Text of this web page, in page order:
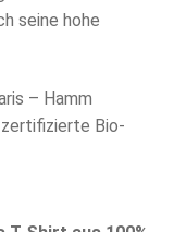
seine hohe
– Hamm
Bio-